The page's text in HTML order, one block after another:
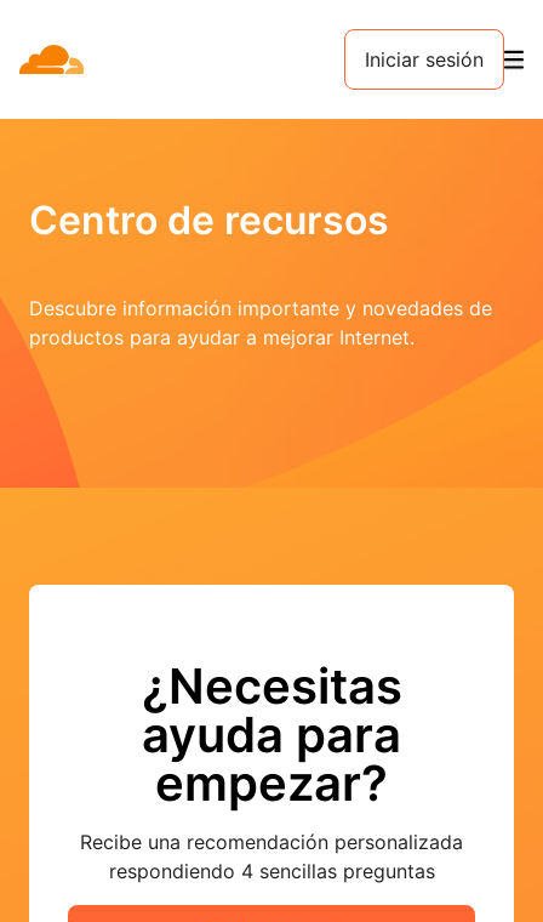
Iniciar sesión
Centro de recursos
Descubre información importante y novedades de
productos para ayudar a mejorar Internet.
¿Necesitas
ayuda para
empezar?
Recibe una recomendación personalizada
respondiendo 4 sencillas preguntas